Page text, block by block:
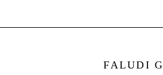
FALUDI G